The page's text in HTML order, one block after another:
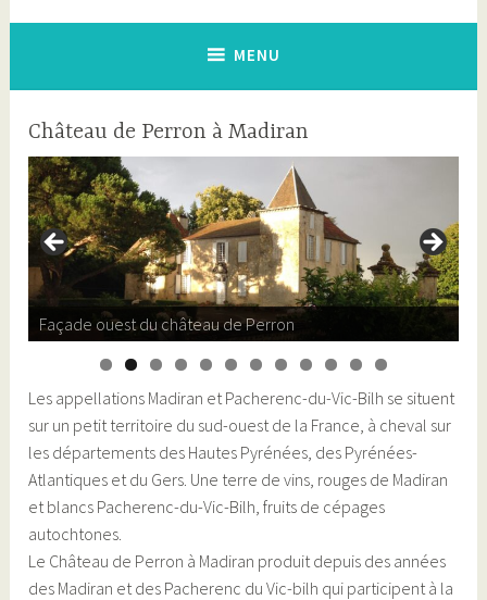
MENU
Château de Perron à Madiran
Façade ouest du château de Perron
0 1
2
Les appellations Madiran et Pacherenc-du-Vic-Bilh se situent
sur un petit territoire du sud-ouest de la France, à cheval sur
les départements des Hautes Pyrénées, des Pyrénées-
Atlantiques et du Gers. Une terre de vins, rouges de Madiran
et blancs Pacherenc-du-Vic-Bilh, fruits de cépages
autochtones.
Le Château de Perron à Madiran produit depuis des années
des Madiran et des Pacherenc du Vic-bilh qui participent à la